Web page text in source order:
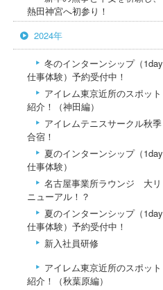
熱田神宮へ初参り！
2024年
冬のインターンシップ（1day
仕事体験）予約受付中！
アイレム東京近所のスポット
紹介！（神田編）
アイレムテニスサークル秋季
合宿！
夏のインターンシップ（1day
仕事体験）
名古屋事業所ラウンジ 大リ
ニューアル！？
夏のインターンシップ（1day
仕事体験）予約受付中！
新入社員研修
アイレム東京近所のスポット
紹介！（秋葉原編）